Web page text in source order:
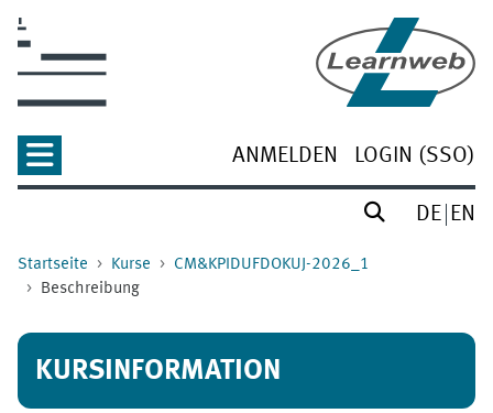
ANMELDEN LOGIN (SSO)
DE EN
Startseite Kurse
CM&KPIDUFDOKUJ-2026_1
Beschreibung
KURSINFORMATION